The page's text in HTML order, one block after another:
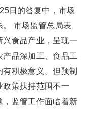
日的答复中，市场
市场监管总局表
食品产业，呈现一
品深加工、食品工
积极意义。但预制
政策扶持范围不一
，监管工作面临着新